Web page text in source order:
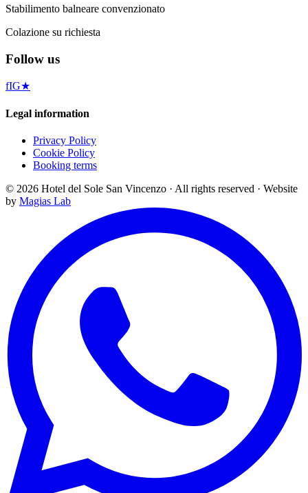
Stabilimento balneare convenzionato
Colazione su richiesta
Follow us
fIG★
Legal information
Privacy Policy
Cookie Policy
Booking terms
© 2026 Hotel del Sole San Vincenzo · All rights reserved · Website
by Magias Lab